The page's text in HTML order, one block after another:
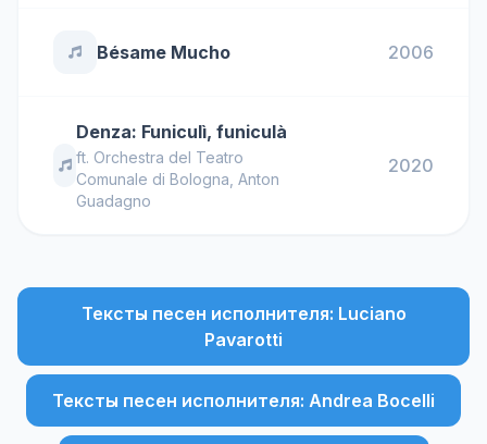
Bésame Mucho 2006
Denza: Funiculì, funiculà
ft. Orchestra del Teatro
Comunale di Bologna ,Anton
Guadagno
2020
Тексты песен исполнителя: Luciano
Pavarotti
Тексты песен исполнителя: Andrea Bocelli